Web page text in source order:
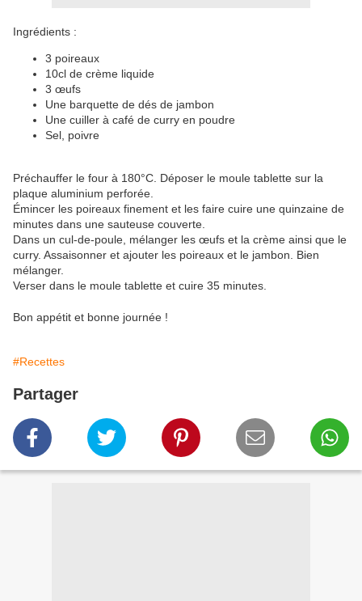
Ingrédients :
3 poireaux
10cl de crème liquide
3 œufs
Une barquette de dés de jambon
Une cuiller à café de curry en poudre
Sel, poivre
Préchauffer le four à 180°C. Déposer le moule tablette sur la
plaque aluminium perforée.
Émincer les poireaux finement et les faire cuire une quinzaine de
minutes dans une sauteuse couverte.
Dans un cul-de-poule, mélanger les œufs et la crème ainsi que le
curry. Assaisonner et ajouter les poireaux et le jambon. Bien
mélanger.
Verser dans le moule tablette et cuire 35 minutes.
Bon appétit et bonne journée !
#Recettes
Partager